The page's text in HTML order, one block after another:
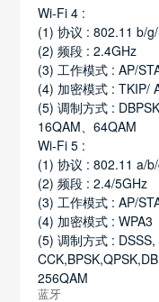
Wi-Fi 4 :
(1) 协议 : 802.11 b/
(2) 频段 : 2.4GHz
(3) 工作模式 : AP/
(4) 加密模式 : TKIP/
(5) 调制方式 :
16QAM、64QAM
Wi-Fi 5 :
(1) 协议 : 802.11 a/
(2) 频段 : 2.4/5GHz
(3) 工作模式 : AP/
(4) 加密模式 : WPA3
(5) 调制方式 : DSSS,
256QAM
蓝牙